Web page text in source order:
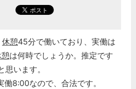
休憩45分で働いており、実働は
は何時でしょうか。推定です
います。
8:00なので、合法です。